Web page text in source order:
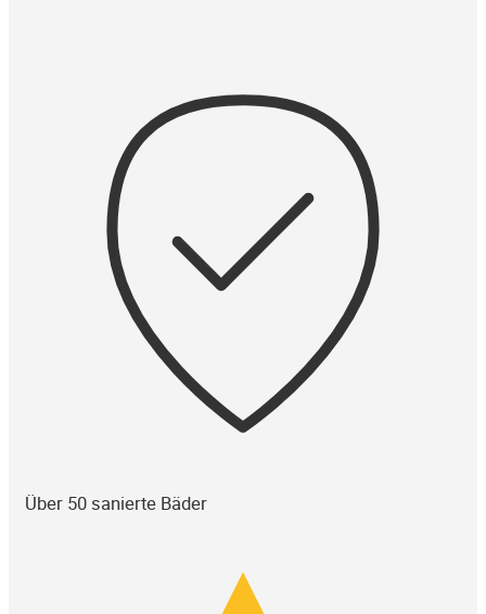
Über 50 sanierte Bäder